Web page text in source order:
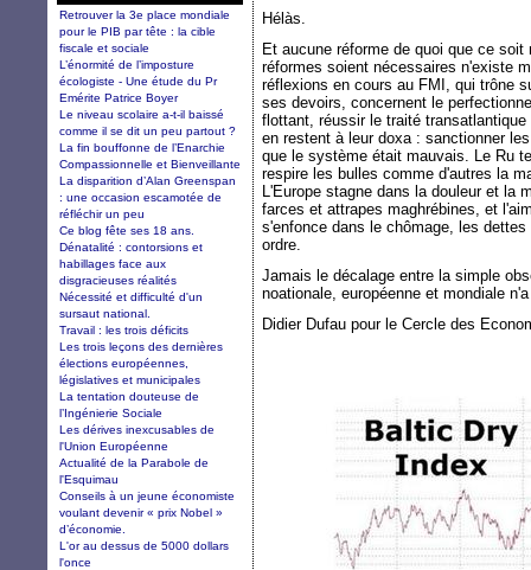
Hélàs.
Et aucune réforme de quoi que ce
réformes soient nécessaires n'existe
réflexions en cours au FMI, qui trône
ses devoirs, concernent le
flottant, réussir le traité
en restent à leur doxa : sanctionner
que le système était mauvais. Le Ru
respire les bulles comme d'autres la
L'Europe stagne dans la douleur et la
farces et attrapes maghrébines, et
s'enfonce dans le chômage, les
ordre.
Jamais le décalage entre la simple
noationale, européenne et mondiale
Didier Dufau pour le Cercle des
Retrouver la 3e place mondiale
pour le PIB par tête : la cible
fiscale et sociale
L’énormité de l’imposture
écologiste - Une étude du Pr
Emérite Patrice Boyer
Le niveau scolaire a-t-il baissé
comme il se dit un peu partout ?
La fin bouffonne de l’Enarchie
Compassionnelle et Bienveillante
La disparition d’Alan Greenspan
: une occasion escamotée de
réfléchir un peu
Ce blog fête ses 18 ans.
Dénatalité : contorsions et
habillages face aux
disgracieuses réalités
Nécessité et difficulté d'un
sursaut national.
Travail : les trois déficits
Les trois leçons des dernières
élections européennes,
législatives et municipales
La tentation douteuse de
l’Ingénierie Sociale
Les dérives inexcusables de
l'Union Européenne
Actualité de la Parabole de
l'Esquimau
Conseils à un jeune économiste
voulant devenir « prix Nobel »
d’économie.
L'or au dessus de 5000 dollars
l'once